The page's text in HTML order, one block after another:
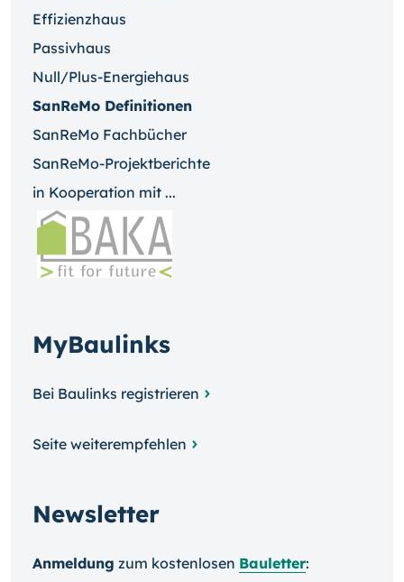
Effizienzhaus
Passivhaus
Null/Plus-Energiehaus
SanReMo Definitionen
SanReMo Fachbücher
SanReMo-Projektberichte
in Kooperation mit ...
MyBaulinks
Bei Baulinks registrieren
Seite weiterempfehlen
Newsletter
Anmeldung zum kosten­losen Bauletter: